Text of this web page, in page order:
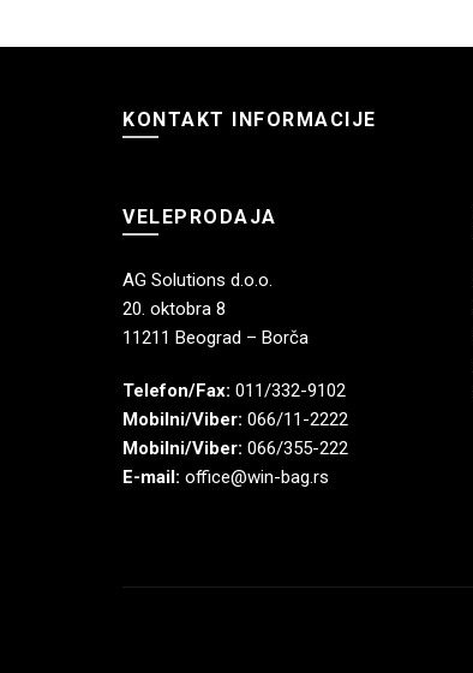
KONTAKT INFORMACIJE
VELEPRODAJA
AG Solutions d.o.o.
20. oktobra 8
11211 Beograd – Borča
Telefon/Fax: 011/332-9102
Mobilni/Viber: 066/11-2222
Mobilni/Viber: 066/355-222
E-mail: office@win-bag.rs